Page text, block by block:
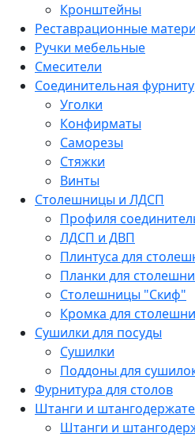
Кронштейны
Реставрационные
Ручки мебельные
Смесители
Соединительная
Уголки
Конфирматы
Саморезы
Стяжки
Винты
Столешницы и ЛДСП
Профиля
ЛДСП и ДВП
Плинтуса для
Планки для
Столешницы "Скиф"
Кромка для
Сушилки для посуды
Сушилки
Поддоны для
Фурнитура для столов
Штанги и
Штанги и